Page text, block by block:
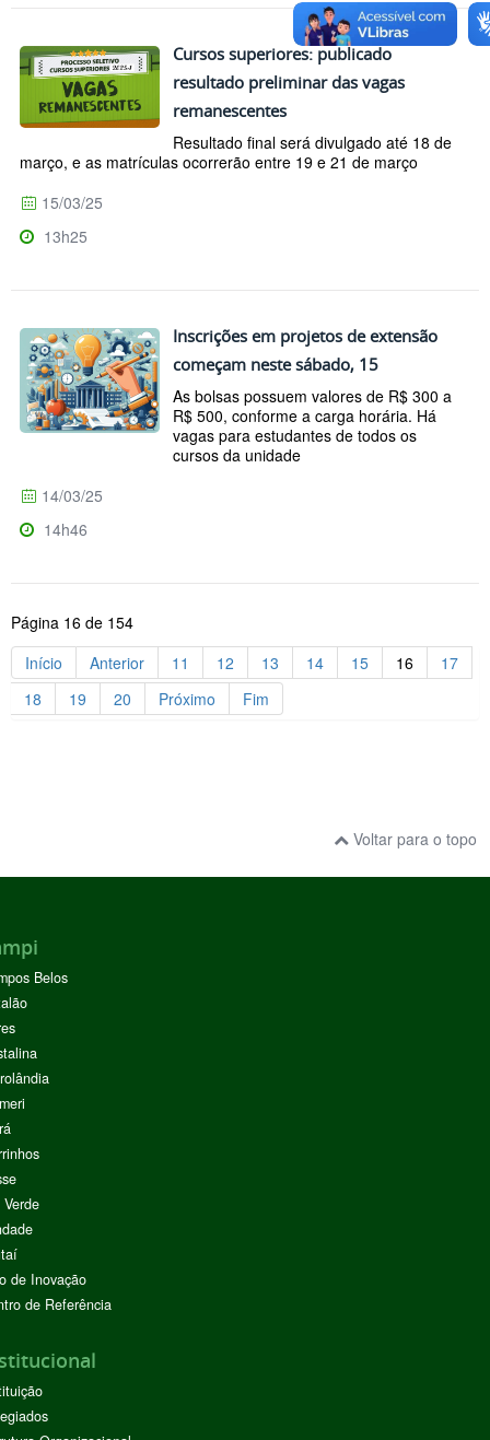
Cursos superiores: publicado
resultado preliminar das vagas
remanescentes
Resultado final será divulgado até 18 de
março, e as matrículas ocorrerão entre 19 e 21 de março
15/03/25
13h25
Inscrições em projetos de extensão
começam neste sábado, 15
As bolsas possuem valores de R$ 300 a
R$ 500, conforme a carga horária. Há
vagas para estudantes de todos os
cursos da unidade
14/03/25
14h46
Página 16 de 154
Início
Anterior 11 12 13 14 15 16
17
18
19 20 Próximo Fim
Voltar para o topo
Belos
de Inovação
de Referência